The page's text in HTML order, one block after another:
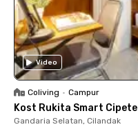
Video
Coliving • Campur
Kost Rukita Smart Cipete
Gandaria Selatan, Cilandak